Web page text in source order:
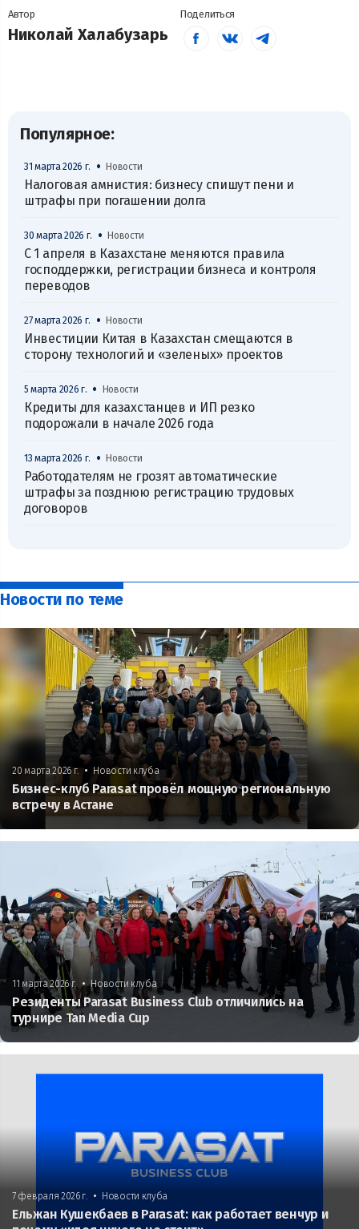
Автор
Николай Халабузарь
Поделиться
Популярное:
31 марта 2026 г. • Новости
Налоговая амнистия: бизнесу спишут пени и
штрафы при погашении долга
30 марта 2026 г. • Новости
С 1 апреля в Казахстане меняются правила
господдержки, регистрации бизнеса и контроля
переводов
27 марта 2026 г. • Новости
Инвестиции Китая в Казахстан смещаются в
сторону технологий и «зеленых» проектов
5 марта 2026 г. • Новости
Кредиты для казахстанцев и ИП резко
подорожали в начале 2026 года
13 марта 2026 г. • Новости
Работодателям не грозят автоматические
штрафы за позднюю регистрацию трудовых
договоров
Новости по теме
20 марта 2026 г. • Новости клуба
Бизнес-клуб Parasat провёл мощную региональную
встречу в Астане
11 марта 2026 г. • Новости клуба
Резиденты Parasat Business Club отличились на
турнире Tan Media Cup
7 февраля 2026 г. • Новости клуба
Ельжан Кушекбаев в Parasat: как работает венчур и